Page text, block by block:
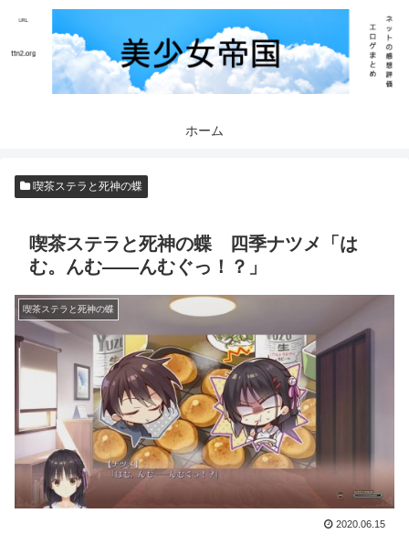
ホーム
喫茶ステラと死神の蝶
喫茶ステラと死神の蝶 四季ナツメ「は
む。んむ――んむぐっ！？」
喫茶ステラと死神の蝶
2020.06.15